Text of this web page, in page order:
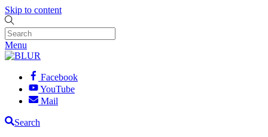
Skip to content
Menu
Facebook
YouTube
Mail
Search